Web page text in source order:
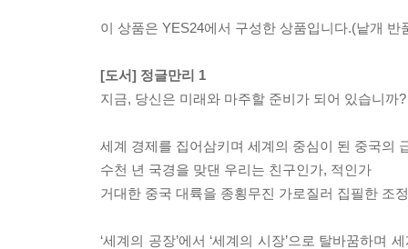
이 상품은 YES24에서 구성한 상품입니다.(낱개 반
[도서] 정글만리 1
지금, 당신은 미래와 마주할 준비가 되어 있습니까?
세계 경제를 집어삼키며 세계의 중심이 된 중국의
수천 년 국경을 맞댄 우리는 친구인가, 적인가
거대한 중국 대륙을 종횡무진 가로질러 집필한 조
‘세계의 공장’에서 ‘세계의 시장’으로 탈바꿈하